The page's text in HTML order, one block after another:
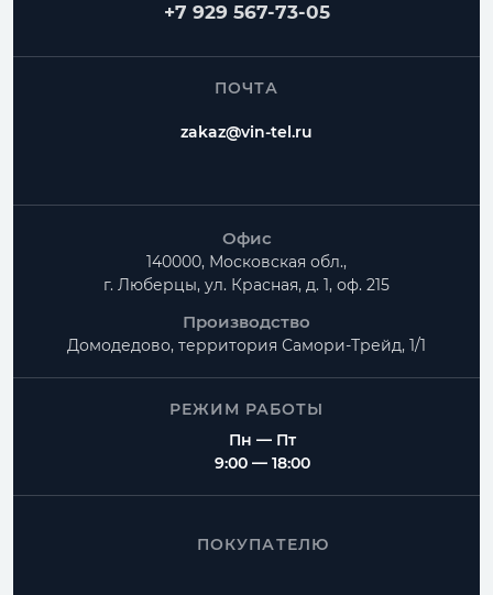
+7 929 567-73-05
ПОЧТА
zakaz@vin-tel.ru
Офис
140000, Московская обл.,
г. Люберцы, ул. Красная, д. 1, оф. 215
Производство
Домодедово, территория Самори-Трейд, 1/1
РЕЖИМ РАБОТЫ
Пн — Пт
9:00 — 18:00
ПОКУПАТЕЛЮ